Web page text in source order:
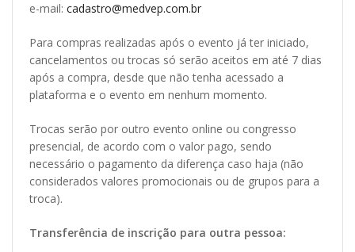
e-mail: cadastro@medvep.com.br
Para compras realizadas após o evento já ter iniciado,
cancelamentos ou trocas só serão aceitos em até 7 dias
após a compra, desde que não tenha acessado a
plataforma e o evento em nenhum momento.
Trocas serão por outro evento online ou congresso
presencial, de acordo com o valor pago, sendo
necessário o pagamento da diferença caso haja (não
considerados valores promocionais ou de grupos para a
troca).
Transferência de inscrição para outra pessoa: